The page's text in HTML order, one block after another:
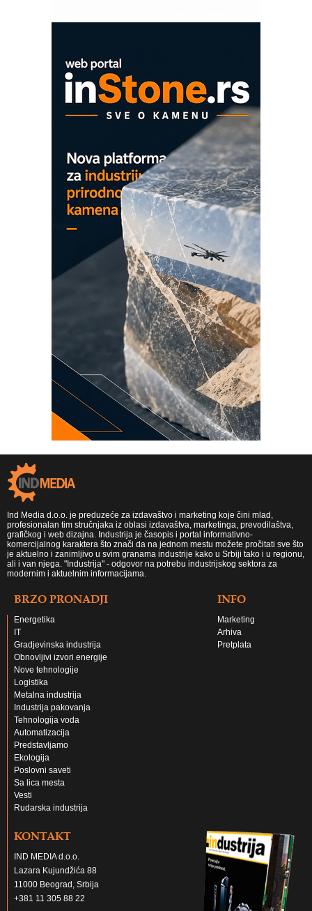
era CNC merenja
Proizvodnja iC7 Hybrid 1500 VDC
mrežnog pretvarača sa tečnim
hlađenjem
COMBYPACK
EVOKS Maintenance Management
Ind Media d.o.o. je preduzeće za izdavaštvo i marketing koje čini mlad,
profesionalan tim stručnjaka iz oblasi izdavaštva, marketinga, prevodilaštva,
grafičkog i web dizajna. Industrija je časopis i portal informativno-
komercijalnog karaktera što znači da na jednom mestu možete pročitati sve što
je aktuelno i zanimljivo u svim granama industrije kako u Srbiji tako i u regionu,
ali i van njega. "Industrija" - odgovor na potrebu industrijskog sektora za
modernim i aktuelnim informacijama.
BRZO PRONADJI
Energetika
IT
Gradjevinska industrija
Obnovljivi izvori energije
Nove tehnologije
Logistika
Metalna industrija
Industrija pakovanja
Tehnologija voda
Automatizacija
Predstavljamo
Ekologija
Poslovni saveti
Sa lica mesta
Vesti
Rudarska industrija
INFO
Marketing
Arhiva
Pretplata
KONTAKT
IND MEDIA d.o.o.
Lazara Kujundžića 88
11000 Beograd, Srbija
+381 11 305 88 22